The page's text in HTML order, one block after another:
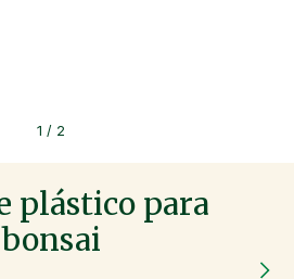
1 / 2
plástico para
bonsai